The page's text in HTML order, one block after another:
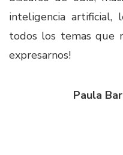
inteligencia artificial,
todos los temas que
expresarnos!
Paula